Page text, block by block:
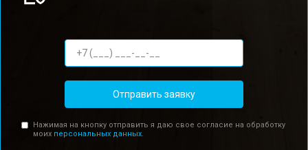
Отправить заявку
Нажимая на кнопку отправить я даю свое согласие на обработку
моих персональных данных.